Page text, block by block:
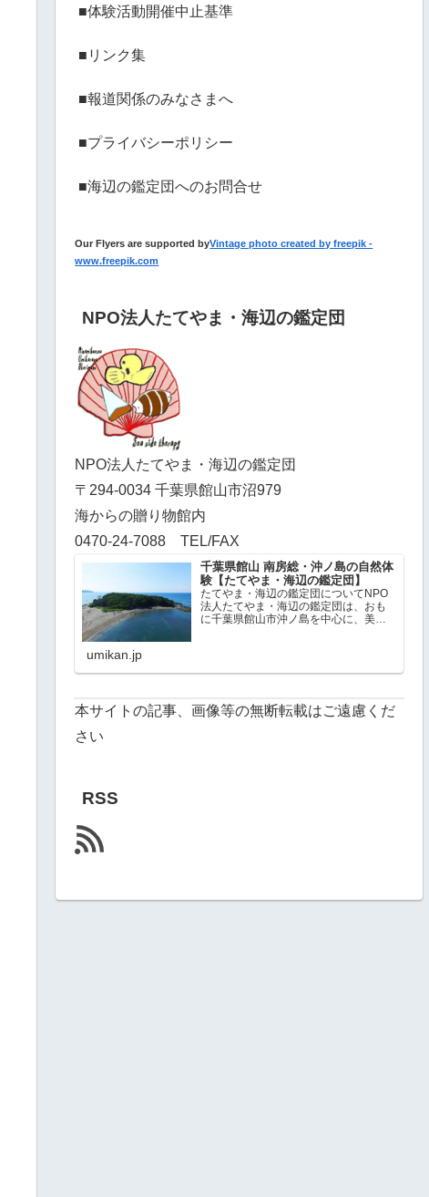
■体験活動開催中止基準
■リンク集
■報道関係のみなさまへ
■プライバシーポリシー
■海辺の鑑定団へのお問合せ
Our Flyers are supported byVintage photo created by freepik -
www.freepik.com
NPO法人たてやま・海辺の鑑定団
NPO法人たてやま・海辺の鑑定団
〒294-0034 千葉県館山市沼979
海からの贈り物館内
0470-24-7088 TEL/FAX
千葉県館山 南房総・沖ノ島の自然体
験【たてやま・海辺の鑑定団】
たてやま・海辺の鑑定団についてNPO
法人たてやま・海辺の鑑定団は、おも
に千葉県館山市沖ノ島を中心に、美し
体験など）と環境守るための活動
umikan.jp
本サイトの記事、画像等の無断転載はご遠慮くだ
さい
RSS